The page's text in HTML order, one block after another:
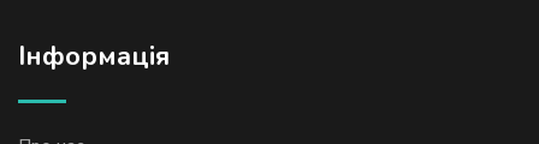
Iнформація